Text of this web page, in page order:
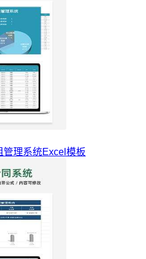
管理系统Excel模板